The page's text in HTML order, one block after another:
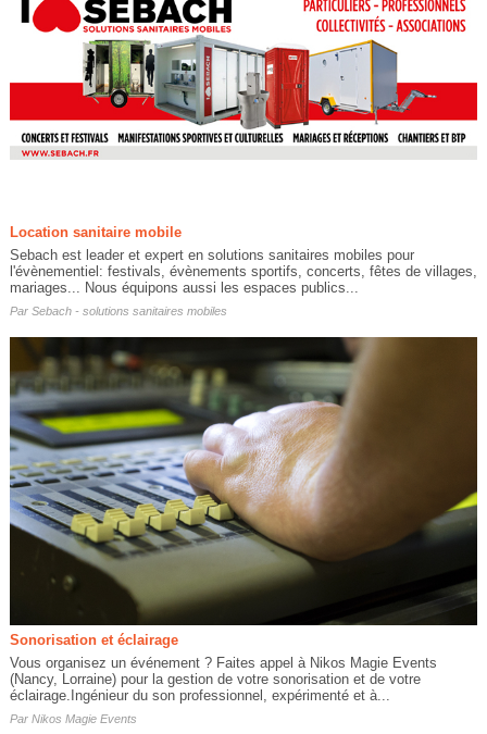
Location sanitaire mobile
Sebach est leader et expert en solutions sanitaires mobiles pour
l'évènementiel: festivals, évènements sportifs, concerts, fêtes de villages,
mariages... Nous équipons aussi les espaces publics...
Par Sebach - solutions sanitaires mobiles
Sonorisation et éclairage
Vous organisez un événement ? Faites appel à Nikos Magie Events
(Nancy, Lorraine) pour la gestion de votre sonorisation et de votre
éclairage.Ingénieur du son professionnel, expérimenté et à...
Par Nikos Magie Events